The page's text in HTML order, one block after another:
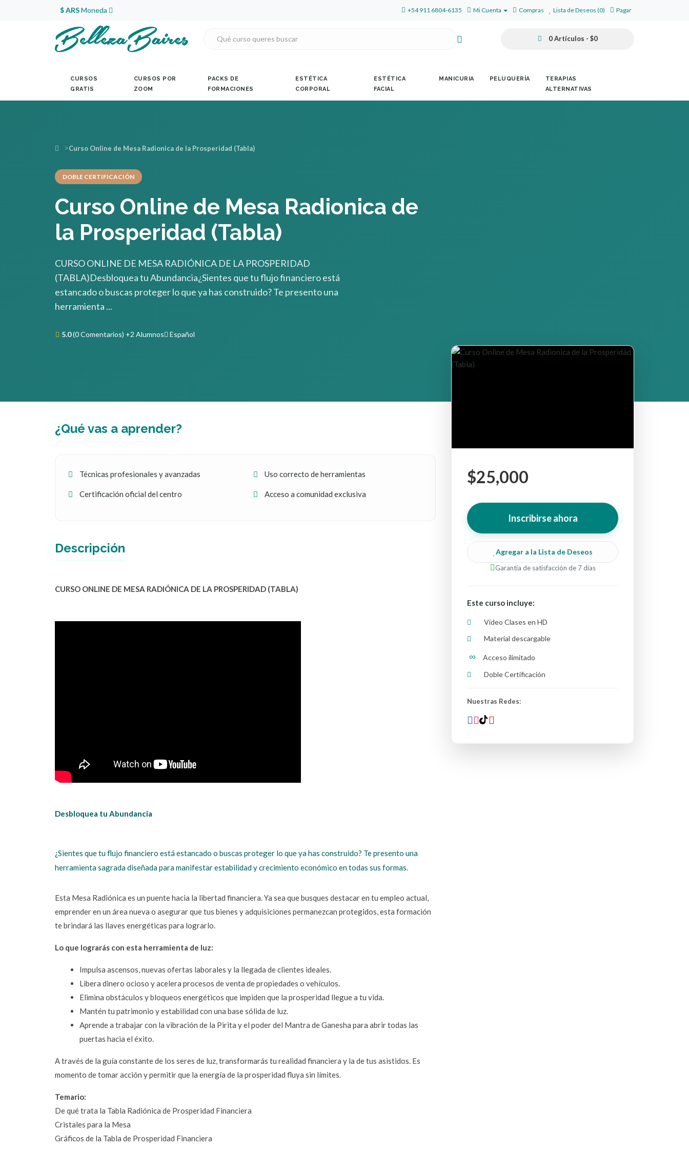
$ ARSMoneda +54 911 6804-6135 Mi Cuenta Compras Lista de Deseos (0) Pagar
0 Artículos - $0
CURSOS
GRATIS
CURSOS POR
ZOOM
PACKS DE
FORMACIONES
ESTÉTICA
CORPORAL
ESTÉTICA
FACIAL
MANICURIA PELUQUERÍA
TERAPIAS
ALTERNATIVAS
Curso Online de Mesa Radionica de la Prosperidad (Tabla)
DOBLE CERTIFICACIÓN
Curso Online de Mesa Radionica de
la Prosperidad (Tabla)
CURSO ONLINE DE MESA RADIÓNICA DE LA PROSPERIDAD
(TABLA)Desbloquea tu Abundancia¿Sientes que tu flujo financiero está
estancado o buscas proteger lo que ya has construido? Te presento una
herramienta ...
5.0(0 Comentarios) +2 Alumnos Español
¿Qué vas a aprender?
Técnicas profesionales y avanzadas Uso correcto de herramientas
Certificación oficial del centro Acceso a comunidad exclusiva
Descripción
CURSO ONLINE DE MESA RADIÓNICA DE LA PROSPERIDAD (TABLA)
Desbloquea tu Abundancia
¿Sientes que tu flujo financiero está estancado o buscas proteger lo que ya has construido? Te presento una
herramienta sagrada diseñada para manifestar estabilidad y crecimiento económico en todas sus formas.
Esta Mesa Radiónica es un puente hacia la libertad financiera. Ya sea que busques destacar en tu empleo actual,
emprender en un área nueva o asegurar que tus bienes y adquisiciones permanezcan protegidos, esta formación
te brindará las llaves energéticas para lograrlo.
Lo que lograrás con esta herramienta de luz:
Impulsa ascensos, nuevas ofertas laborales y la llegada de clientes ideales.
Libera dinero ocioso y acelera procesos de venta de propiedades o vehículos.
Elimina obstáculos y bloqueos energéticos que impiden que la prosperidad llegue a tu vida.
Mantén tu patrimonio y estabilidad con una base sólida de luz.
Aprende a trabajar con la vibración de la Pirita y el poder del Mantra de Ganesha para abrir todas las
puertas hacia el éxito.
A través de la guía constante de los seres de luz, transformarás tu realidad financiera y la de tus asistidos. Es
momento de tomar acción y permitir que la energía de la prosperidad fluya sin límites.
Temario:
De qué trata la Tabla Radiónica de Prosperidad Financiera
Cristales para la Mesa
Gráficos de la Tabla de Prosperidad Financiera
$25,000
Inscribirse ahora
Agregar a la Lista de Deseos
Garantía de satisfacción de 7 días
Este curso incluye:
Video Clases en HD
Material descargable
∞
Acceso ilimitado
Doble Certificación
Nuestras Redes: